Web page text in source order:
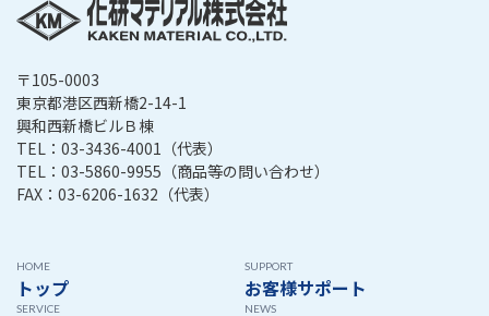
〒105-0003
東京都港区西新橋2-14-1
興和西新橋ビルＢ棟
TEL： 03-3436-4001 （代表）
TEL： 03-5860-9955 （商品等の問い合わせ）
FAX：03-6206-1632（代表）
HOME
トップ
SERVICE
SUPPORT
お客様サポート
NEWS